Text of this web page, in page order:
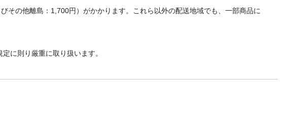
その他離島：1,700円）がかかります。これら以外の配送地域でも、一部商品に
に則り厳重に取り扱います。